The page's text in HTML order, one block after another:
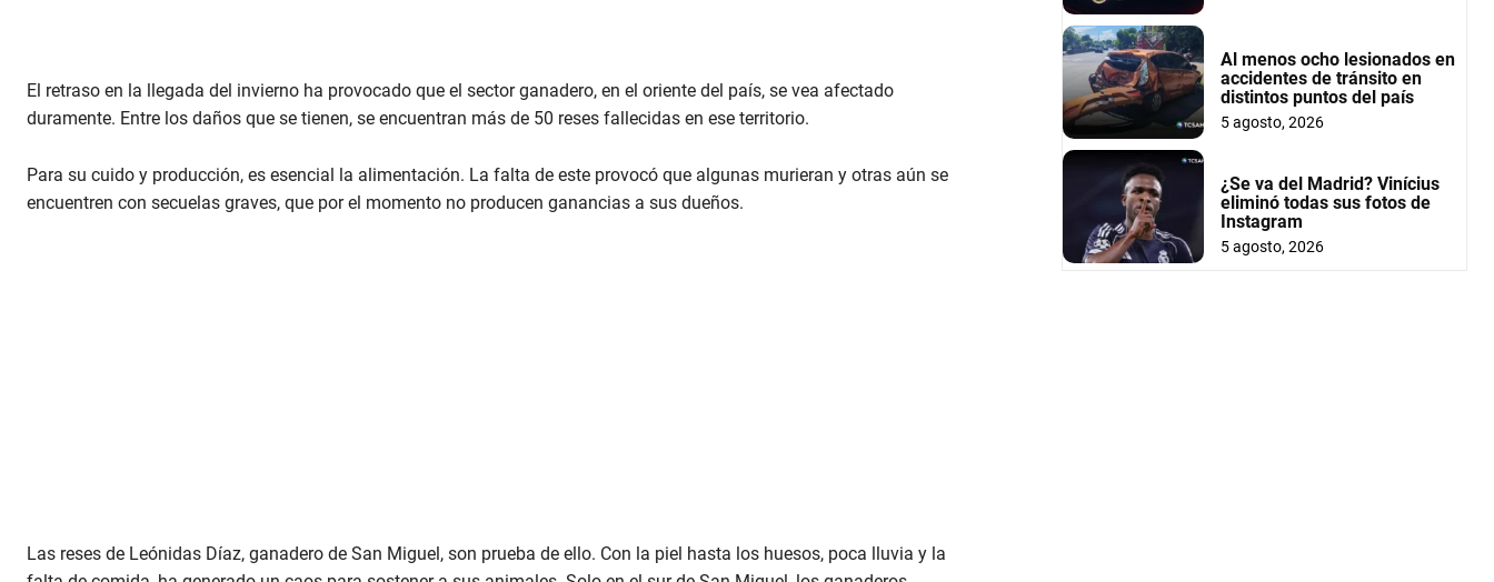
El retraso en la llegada del invierno ha provocado que el sector ganadero, en el oriente del país, se vea afectado
duramente. Entre los daños que se tienen, se encuentran más de 50 reses fallecidas en ese territorio.
Para su cuido y producción, es esencial la alimentación. La falta de este provocó que algunas murieran y otras aún se
encuentren con secuelas graves, que por el momento no producen ganancias a sus dueños.
Las reses de Leónidas Díaz, ganadero de San Miguel, son prueba de ello. Con la piel hasta los huesos, poca lluvia y la
Al menos ocho lesionados en
accidentes de tránsito en
distintos puntos del país
5 agosto, 2026
¿Se va del Madrid? Vinícius
eliminó todas sus fotos de
Instagram
5 agosto, 2026